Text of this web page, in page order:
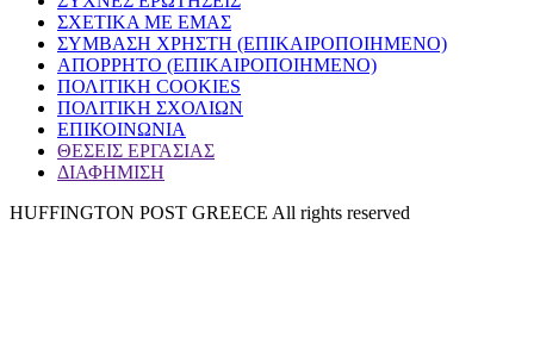
ΣΧΕΤΙΚΑ ΜΕ ΕΜΑΣ
ΣΥΜΒΑΣΗ ΧΡΗΣΤΗ (ΕΠΙΚΑΙΡΟΠΟΙΗΜΕΝΟ)
ΑΠΟΡΡΗΤΟ (ΕΠΙΚΑΙΡΟΠΟΙΗΜΕΝΟ)
ΠΟΛΙΤΙΚΗ COOKIES
ΠΟΛΙΤΙΚΗ ΣΧΟΛΙΩΝ
ΕΠΙΚΟΙΝΩΝΙΑ
ΘΕΣΕΙΣ ΕΡΓΑΣΙΑΣ
ΔΙΑΦΗΜΙΣΗ
HUFFINGTON POST GREECE All rights reserved